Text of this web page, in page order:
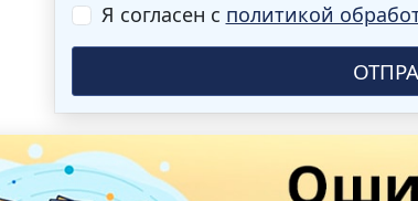
Я согласен с политикой